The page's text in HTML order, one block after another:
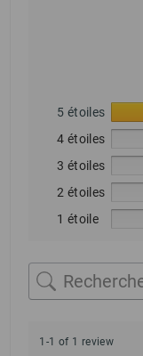
5 étoiles
4 étoiles
3 étoiles
2 étoiles
1 étoile
1-1 of 1 review